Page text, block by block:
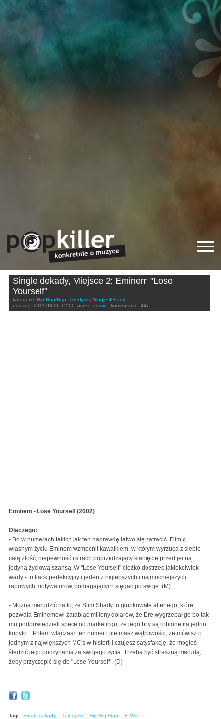
Single dekady, Miejsce 2: Eminem "Lose
Yourself"
kategorie: Hip-Hop/Rap, Teledyski, Single dekady
dodano: 2011-03-06 12:00 przez: admin (komentarze: 44)
Eminem - Lose Yourself (2002)
Dlaczego:
- Bo w numerach takich jak ten naprawdę łatwo się zatracić. Film o
własnym życiu Eminem wzmocnił kawałkiem, w którym wyrzuca z siebie
całą złość, niepewność i strach poprzedzający stanięcie przed jedną
jedyną życiową szansą. W "Lose Yourself" ciężko dostrzec jakiekolwiek
wady - to track perfekcyjny i jeden z najlepszych i najmocniejszych
rapowych motywatorów, pomagających sięgać po swoje. (M)
- Można marudzić na to, że Slim Shady to głupkowate alter ego, które
pozwala Eminemowi zarabiać miliony dolarów, że Dre wygrzebał go bo tak
mu podpowiedzieli spece od marketingu, że jego bity są robione na jedno
kopyto... Potem włączasz ten numer i nie masz wątpliwości, że mówisz o
jednym z największych MC's w historii i czujesz satysfakcję, że mogłeś
śledzić jego poczynania za swojego życia. Trzeba być straszną marudą,
żeby przyczepić się do "Lose Yourself". (D)
Tagi: Single dekady Teledyski Hip-Hop/Rap 8 Mile